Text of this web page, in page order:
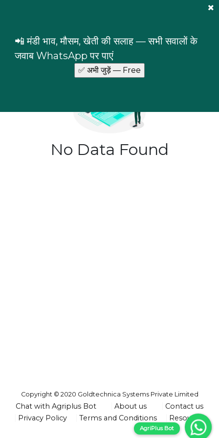
📲 मंडी भाव, मौसम, खेती की सलाह — सभी सवालों के
जवाब WhatsApp पर पाएं
LoginNarwana Mandi prices in
Haryana
No Data Found
Copyright © 2020 Goldtechnica Systems Private Limited
Chat with Agriplus Bot About us
Contact us
Privacy Policy
Terms and Conditions Resources